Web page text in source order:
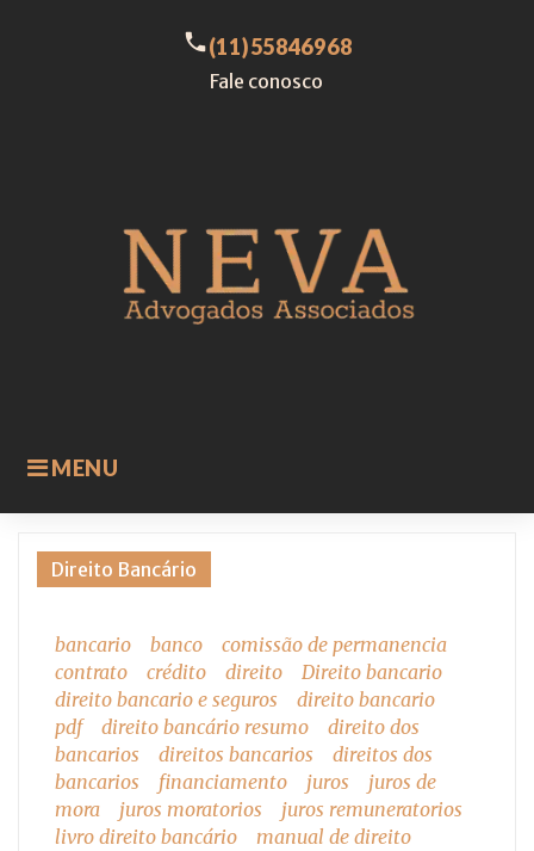
MENU
call(11)55846968
Fale conosco
Tag:
de
mora
Direito Bancário
bancario banco
comissão de permanencia
contrato
crédito direito
Direito bancario
direito bancario e seguros
direito bancario
pdf
direito bancário resumo
direito dos
bancarios
direitos bancarios
direitos dos
bancarios
financiamento juros
juros de
mora
juros moratorios
juros remuneratorios
livro direito bancário
manual de direito